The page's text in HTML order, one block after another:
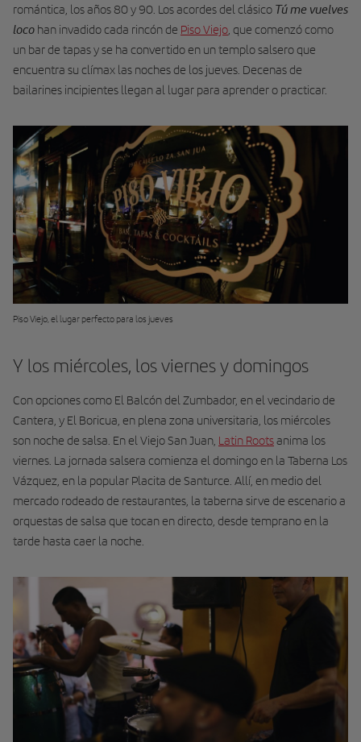
romántica, los años 80 y 90. Los acordes del clásico Tú me vuelves
loco han invadido cada rincón de Piso Viejo, que comenzó como
un bar de tapas y se ha converti­do en un templo salsero que
encuentra su clímax las noches de los jueves. Decenas de
bailarines incipientes llegan al lugar para aprender o practi­car.
Piso Viejo, el lugar perfecto para los jueves
Y los miércoles, los viernes y domingos
Con opciones como El Balcón del Zumba­dor, en el vecindario de
Cantera, y El Boricua, en plena zona universitaria, los miércoles
son noche de salsa. En el Viejo San Juan, Latin Rootsani­ma los
viernes. La jornada salsera comienza el domingo en la Taberna Los
Vázquez, en la popu­lar Placita de Santurce. Allí, en medio del
mercado rodeado de restaurantes, la taberna sirve de escenario a
orquestas de salsa que tocan en directo, desde temprano en la
tarde hasta caer la noche.